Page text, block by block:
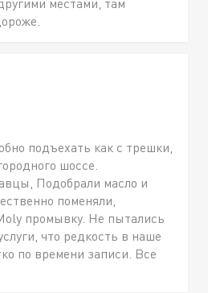
местами, там
подъехать как с трешки,
шоссе.
Подобрали масло и
поменяли,
промывку. Не пытались
что редкость в наше
по времени записи. Все